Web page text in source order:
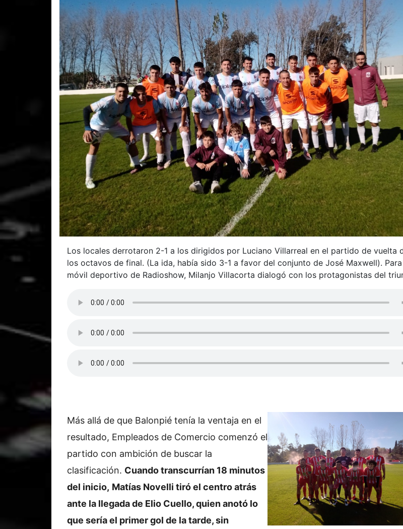
Los locales derrotaron 2-1 a los dirigidos por Luciano Villarreal en el partido de vuelta
los octavos de final. (La ida, había sido 3-1 a favor del conjunto de José Maxwell).
móvil deportivo de Radioshow, Milanjo Villacorta dialogó con los protagonistas del
Más allá de que Balonpié tenía la ventaja en el
resultado, Empleados de Comercio comenzó el
partido con ambición de buscar la
clasificación. Cuando transcurrían 18 minutos
del inicio, Matías Novelli tiró el centro atrás
ante la llegada de Elio Cuello, quien anotó lo
que sería el primer gol de la tarde, sin